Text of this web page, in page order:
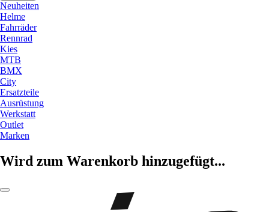
Neuheiten
Helme
Fahrräder
Rennrad
Kies
MTB
BMX
City
Ersatzteile
Ausrüstung
Werkstatt
Outlet
Marken
Wird zum Warenkorb hinzugefügt...